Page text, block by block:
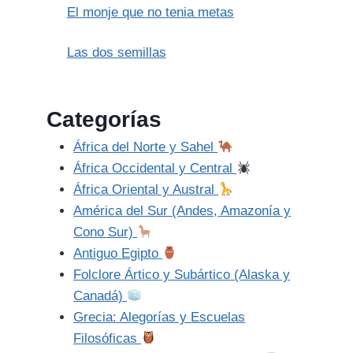
El monje que no tenia metas
Las dos semillas
Categorías
África del Norte y Sahel
África Occidental y Central
África Oriental y Austral
América del Sur (Andes, Amazonía y
Cono Sur)
Antiguo Egipto
Folclore Ártico y Subártico (Alaska y
Canadá)
Grecia: Alegorías y Escuelas
Filosóficas